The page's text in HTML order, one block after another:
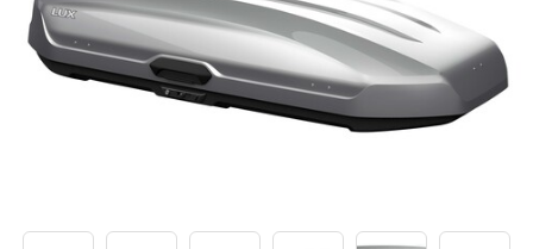
Услуги